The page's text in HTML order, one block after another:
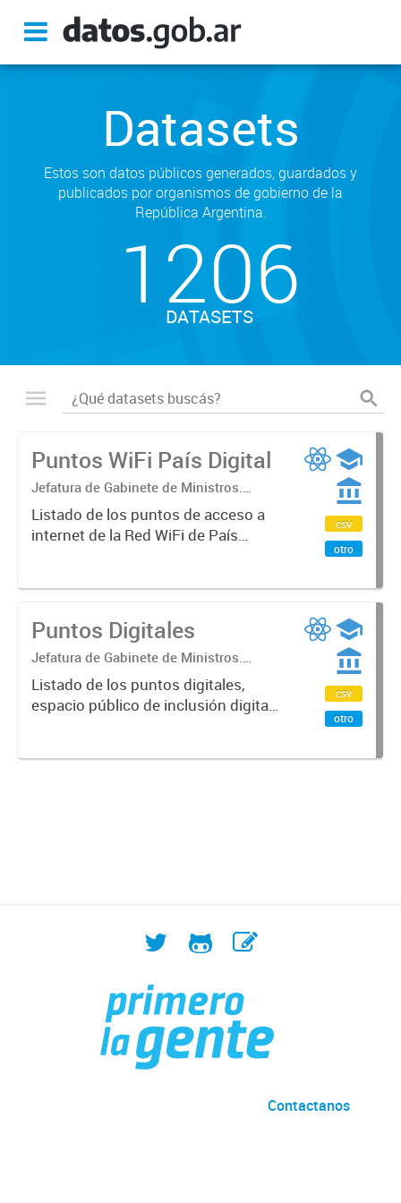
Datasets
Estos son datos públicos generados, guardados y
publicados por organismos de gobierno de la
República Argentina.
1206
DATASETS
Puntos WiFi País Digital
Jefatura de Gabinete de Ministros.
Secretaría de Innovación Pública.
Subsecretaría de Servicios y País Digital
Listado de los puntos de acceso a
internet de la Red WiFi de País
dependencias públicas de todo el
país.
csv
otro
Puntos Digitales
Jefatura de Gabinete de Ministros.
Secretaría de Innovación Pública.
Subsecretaría de Servicios y País Digital
Listado de los puntos digitales,
espacio público de inclusión digital
nuevas Tecnologías de la
csv
otro
Contactanos